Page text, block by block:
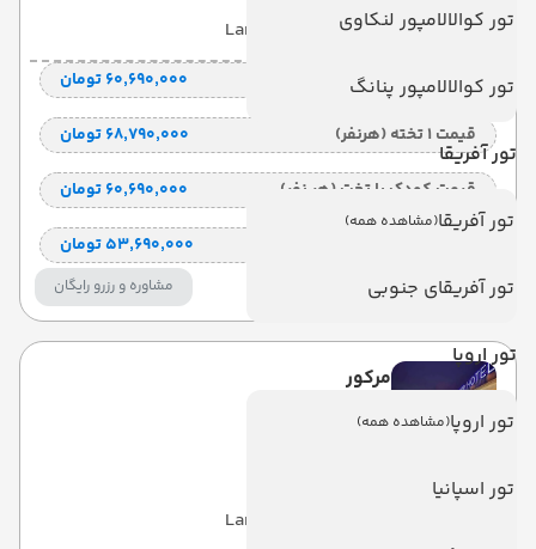
تور کوالالامپور لنکاوی
تور کوالالامپور پنانگ
تور آفریقا
تور آفریقا(مشاهده همه)
تور آفریقای جنوبی
تور اروپا
تور اروپا(مشاهده همه)
تور اسپانیا
با صبحانه(BB) 7 شب Land View
قیمت 2 تخته (هرنفر) ۶۰٬۶۹۰٬۰۰۰ تومان
قیمت 1 تخته (هرنفر) ۶۸٬۷۹۰٬۰۰۰ تومان
قیمت کودک با تخت (هر نفر) ۶۰٬۶۹۰٬۰۰۰ تومان
۵۳٬۶۹۰٬۰۰۰ تومان
مشاوره و رزرو رایگان
مرکور
Mercure
Land View